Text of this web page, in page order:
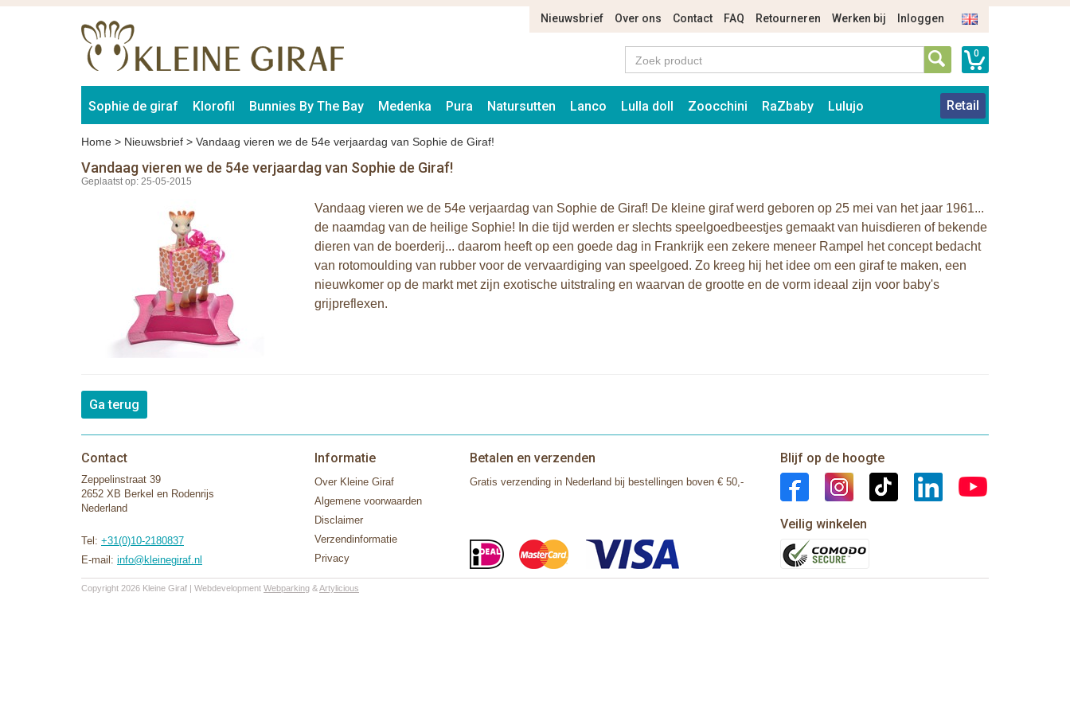
Nieuwsbrief Over ons Contact FAQ Retourneren Werken bij Inloggen
0
Sophie de giraf Klorofil Bunnies By The Bay Medenka Pura Natursutten Lanco Lulla doll Zoocchini RaZbaby Lulujo Retail
Home > Nieuwsbrief > Vandaag vieren we de 54e verjaardag van Sophie de Giraf!
Vandaag vieren we de 54e verjaardag van Sophie de Giraf!
Geplaatst op: 25-05-2015
Vandaag vieren we de 54e verjaardag van Sophie de Giraf! De kleine giraf werd geboren op 25 mei van het jaar 1961...
de naamdag van de heilige Sophie! In die tijd werden er slechts speelgoedbeestjes gemaakt van huisdieren of bekende
dieren van de boerderij... daarom heeft op een goede dag in Frankrijk een zekere meneer Rampel het concept bedacht
van rotomoulding van rubber voor de vervaardiging van speelgoed. Zo kreeg hij het idee om een giraf te maken, een
nieuwkomer op de markt met zijn exotische uitstraling en waarvan de grootte en de vorm ideaal zijn voor baby's
grijpreflexen.
Ga terug
Contact
Zeppelinstraat 39
2652 XB Berkel en Rodenrijs
Nederland
Tel: +31(0)10-2180837
E-mail: info@kleinegiraf.nl
Informatie
Over Kleine Giraf
Algemene voorwaarden
Disclaimer
Verzendinformatie
Privacy
Betalen en verzenden
Gratis verzending in Nederland bij bestellingen boven € 50,-
Blijf op de hoogte
Veilig winkelen
Copyright 2026 Kleine Giraf | Webdevelopment Webparking &Artylicious